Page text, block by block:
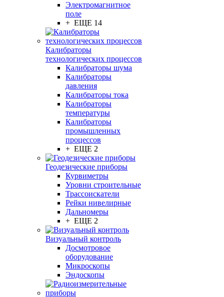
Электромагнитное
поле
+ ЕЩЕ 14
Калибраторы
технологических процессов
Калибраторы шума
Калибраторы
давления
Калибраторы тока
Калибраторы
температуры
Калибраторы
промышленных
процессов
+ ЕЩЕ 2
Геодезические приборы
Курвиметры
Уровни строительные
Трассоискатели
Рейки нивелирные
Дальномеры
+ ЕЩЕ 2
Визуальный контроль
Досмотровое
оборудование
Микроскопы
Эндоскопы